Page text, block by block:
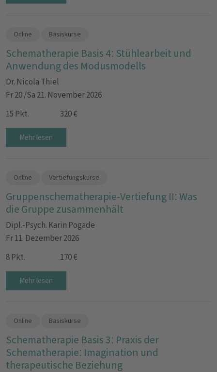
Online Basiskurse
Schematherapie Basis 4: Stühlearbeit und
Anwendung des Modusmodells
Dr. Nicola Thiel
Fr 20./Sa 21. November 2026
15 Pkt.
320 €
Mehr lesen
Online Vertiefungskurse
Gruppenschematherapie-Vertiefung II: Was
die Gruppe zusammenhält
Dipl.-Psych. Karin Pogade
Fr 11. Dezember 2026
8 Pkt.
170 €
Mehr lesen
Online Basiskurse
Schematherapie Basis 3: Praxis der
Schematherapie: Imagination und
therapeutische Beziehung